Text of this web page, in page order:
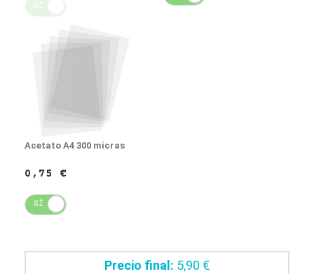
SÍ
Acetato A4 300 micras
0,75 €
SÍ
Precio final: 5,90 €